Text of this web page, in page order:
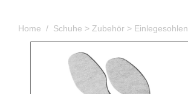
Home / Schuhe > Zubehör > Einlegesohlen